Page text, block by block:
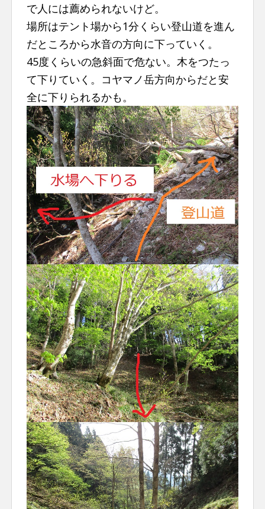
で人には薦められないけど。
場所はテント場から1分くらい登山道を進ん
だところから水音の方向に下っていく。
45度くらいの急斜面で危ない。木をつたっ
て下りていく。コヤマノ岳方向からだと安
全に下りられるかも。